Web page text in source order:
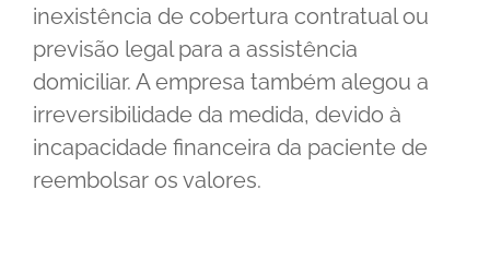
inexistência de cobertura contratual ou
previsão legal para a assistência
domiciliar. A empresa também alegou a
irreversibilidade da medida, devido à
incapacidade financeira da paciente de
reembolsar os valores.